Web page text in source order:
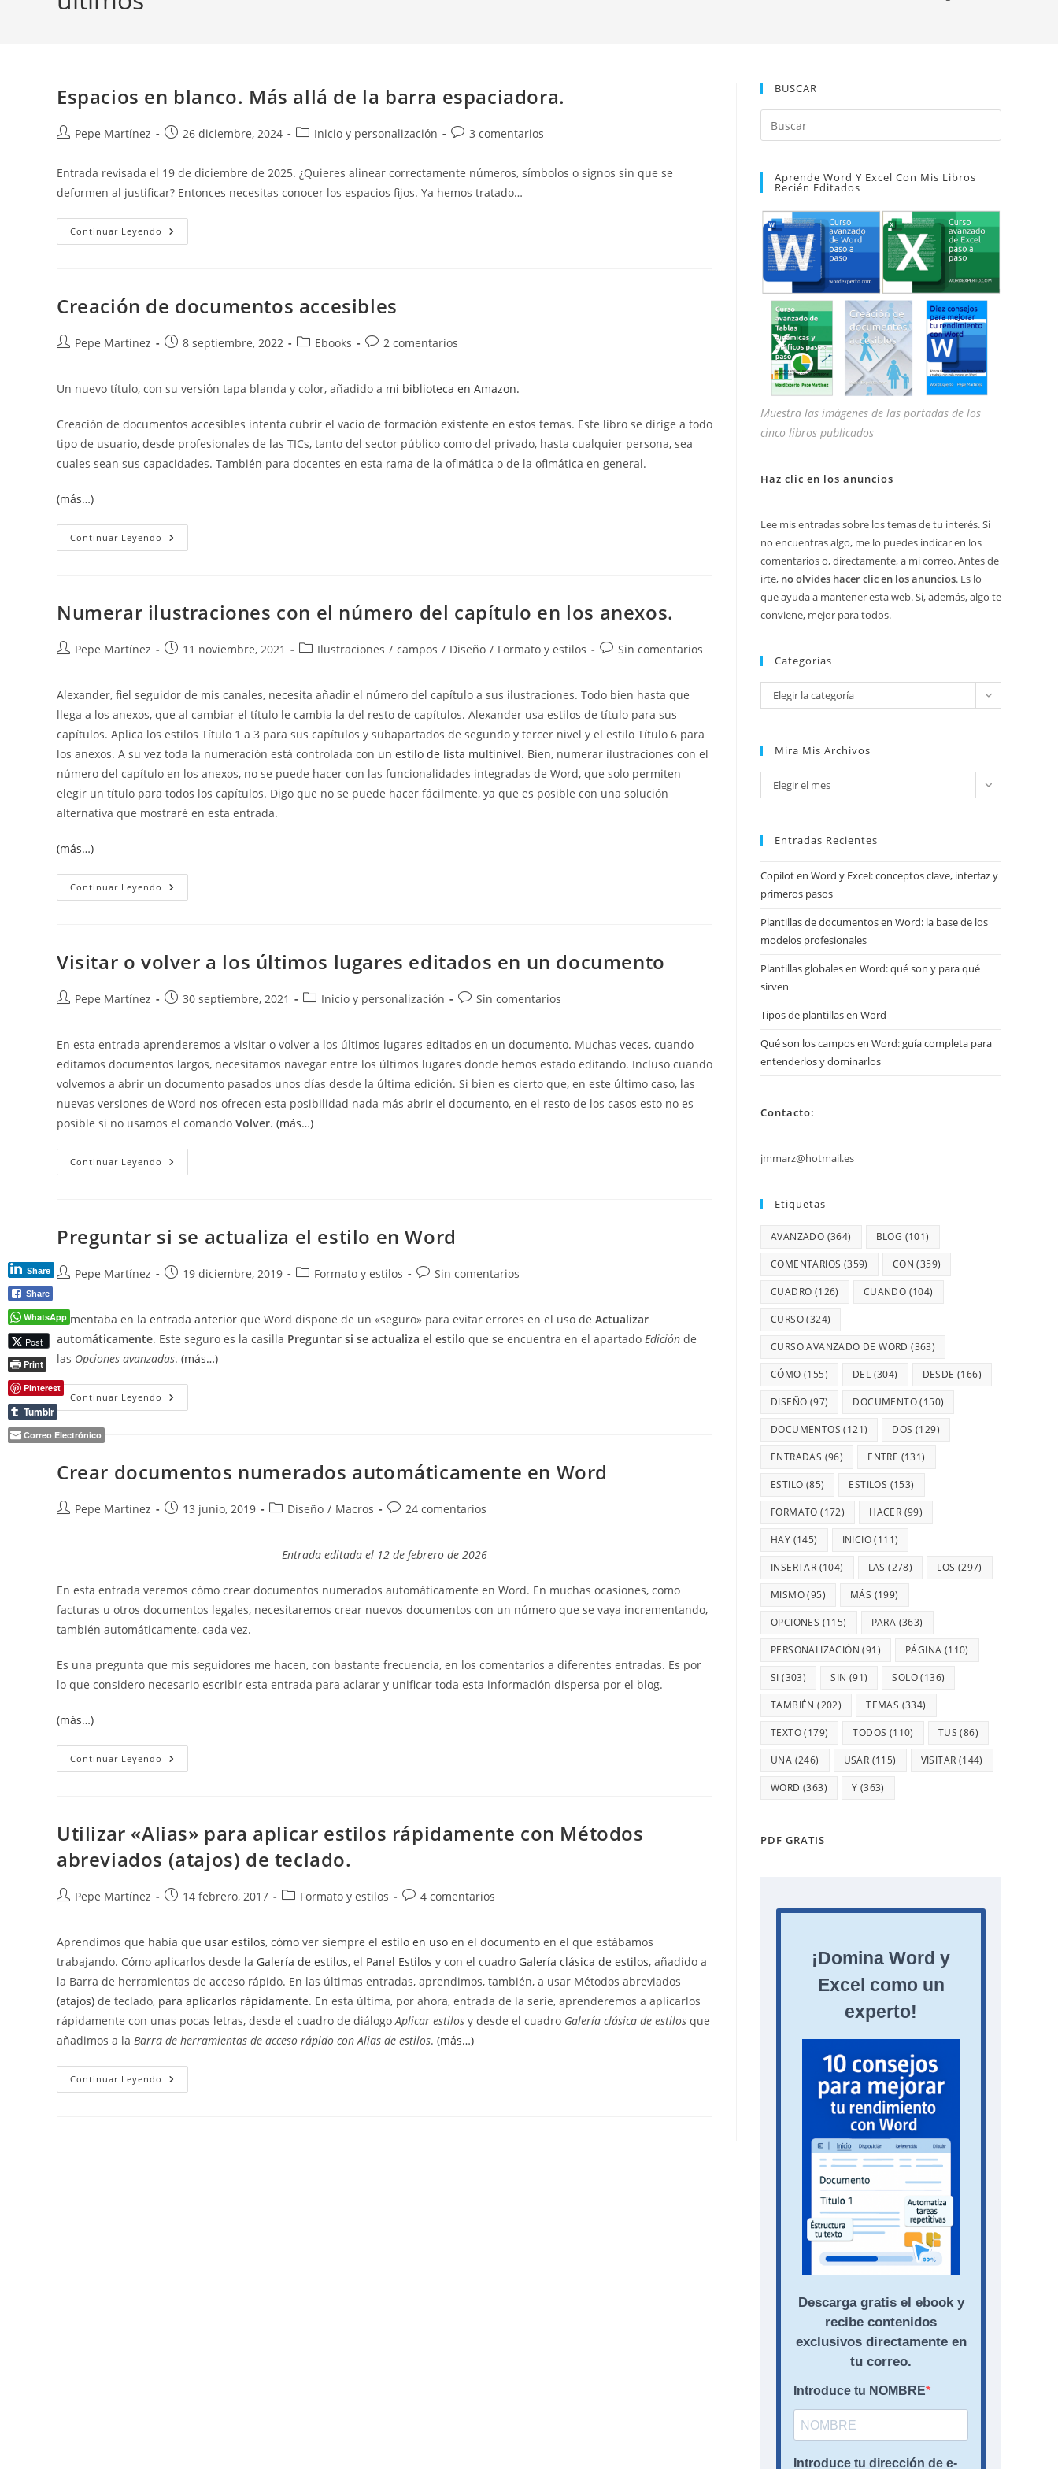
Espacios en blanco. Más allá de la barra espaciadora.
Autor
la
entrada:
Pepe Martínez
Publicación
la
entrada:
26 diciembre, 2024
Categoría
entrada:
Inicio y personalización
Comentarios
la
entrada:
3 comentarios
Entrada revisada el 19 de diciembre de 2025. ¿Quieres alinear correctamente números, símbolos o signos sin que se
deformen al justificar? Entonces necesitas conocer los espacios fijos. Ya hemos tratado…
Continuar Leyendo Espacios
En
Barra
Creación de documentos accesibles
Autor
entrada:
Pepe Martínez
Publicación
entrada:
8 septiembre, 2022
Categoría
entrada:
Ebooks
Comentarios
entrada:
2 comentarios
Un nuevo título, con su versión tapa blanda y color, añadido a mi biblioteca en Amazon.
Creación de documentos accesibles intenta cubrir el vacío de formación existente en estos temas. Este libro se dirige a todo
tipo de usuario, desde profesionales de las TICs, tanto del sector público como del privado, hasta cualquier persona, sea
cuales sean sus capacidades. También para docentes en esta rama de la ofimática o de la ofimática en general.
(más…)
Continuar Leyendo Creación
De
Numerar ilustraciones con el número del capítulo en los anexos.
Autor
entrada:
Pepe Martínez
Publicación
entrada:
11 noviembre, 2021
Categoría
entrada:
Ilustraciones / campos / Diseño / Formato y estilos
Comentarios
entrada:
Sin comentarios
Alexander, fiel seguidor de mis canales, necesita añadir el número del capítulo a sus ilustraciones. Todo bien hasta que
llega a los anexos, que al cambiar el título le cambia la del resto de capítulos. Alexander usa estilos de título para sus
capítulos. Aplica los estilos Título 1 a 3 para sus capítulos y subapartados de segundo y tercer nivel y el estilo Título 6 para
los anexos. A su vez toda la numeración está controlada con un estilo de lista multinivel. Bien, numerar ilustraciones con el
número del capítulo en los anexos, no se puede hacer con las funcionalidades integradas de Word, que solo permiten
elegir un título para todos los capítulos. Digo que no se puede hacer fácilmente, ya que es posible con una solución
alternativa que mostraré en esta entrada.
(más…)
Continuar Leyendo Numerar
Ilustraciones
Capítulo
En
Visitar o volver a los últimos lugares editados en un documento
Autor
entrada:
Pepe Martínez
Publicación
entrada:
30 septiembre, 2021
Categoría
entrada:
Inicio y personalización
Comentarios
entrada:
Sin comentarios
En esta entrada aprenderemos a visitar o volver a los últimos lugares editados en un documento. Muchas veces, cuando
editamos documentos largos, necesitamos navegar entre los últimos lugares donde hemos estado editando. Incluso cuando
volvemos a abrir un documento pasados unos días desde la última edición. Si bien es cierto que, en este último caso, las
nuevas versiones de Word nos ofrecen esta posibilidad nada más abrir el documento, en el resto de los casos esto no es
posible si no usamos el comando Volver. (más…)
Continuar Leyendo Visitar
O
Lugares
Editados
Documento
Preguntar si se actualiza el estilo en Word
Autor
la
entrada:
Pepe Martínez
Publicación
entrada:
19 diciembre, 2019
Categoría
entrada:
Formato y estilos
Comentarios
entrada:
Sin comentarios
Comentaba en la entrada anterior que Word dispone de un «seguro» para evitar errores en el uso de Actualizar
automáticamente. Este seguro es la casilla Preguntar si se actualiza el estilo que se encuentra en el apartado Edición de
las Opciones avanzadas. (más…)
Continuar Leyendo Preguntar
Si
Word
Crear documentos numerados automáticamente en Word
AutorPepe Martínez
Publicación
13 junio, 2019
Categoría
entrada:
Diseño / Macros
Comentarios
entrada:
24 comentarios
Entrada editada el 12 de febrero de 2026
En esta entrada veremos cómo crear documentos numerados automáticamente en Word. En muchas ocasiones, como
facturas u otros documentos legales, necesitaremos crear nuevos documentos con un número que se vaya incrementando,
también automáticamente, cada vez.
Es una pregunta que mis seguidores me hacen, con bastante frecuencia, en los comentarios a diferentes entradas. Es por
lo que considero necesario escribir esta entrada para aclarar y unificar toda esta información dispersa por el blog.
(más…)
Continuar Leyendo Crear
Documentos
Utilizar «Alias» para aplicar estilos rápidamente con Métodos
abreviados (atajos) de teclado.
Autor
entrada:
Pepe Martínez
Publicación
entrada:
14 febrero, 2017
Categoría
entrada:
Formato y estilos
Comentarios
entrada:
4 comentarios
Aprendimos que había que usar estilos, cómo ver siempre el estilo en uso en el documento en el que estábamos
trabajando. Cómo aplicarlos desde la Galería de estilos, el Panel Estilos y con el cuadro Galería clásica de estilos, añadido a
la Barra de herramientas de acceso rápido. En las últimas entradas, aprendimos, también, a usar Métodos abreviados
(atajos) de teclado, para aplicarlos rápidamente. En esta última, por ahora, entrada de la serie, aprenderemos a aplicarlos
rápidamente con unas pocas letras, desde el cuadro de diálogoAplicar estilos y desde el cuadro Galería clásica de estilos que
añadimos a la Barra de herramientas de acceso rápido con Alias de estilos. (más…)
Continuar Leyendo Utilizar
«Alias»
BUSCAR
Escape
Aprende Word Y Excel Con Mis Libros
Recién Editados
Muestra las imágenes de las portadas de los
cinco libros publicados
Haz clic en los anuncios
Lee mis entradas sobre los temas de tu interés. Si
no encuentras algo, me lo puedes indicar en los
comentarios o, directamente, a mi correo. Antes de
irte, no olvides hacer clic en los anuncios. Es lo
que ayuda a mantener esta web. Si, además, algo te
conviene, mejor para todos.
Categorías
Categorías
Elegir la categoría
Mira Mis Archivos
Mira
mis
Elegir el mes
Entradas Recientes
Copilot en Word y Excel: conceptos clave, interfaz y
primeros pasos
Plantillas de documentos en Word: la base de los
modelos profesionales
Plantillas globales en Word: qué son y para qué
sirven
Tipos de plantillas en Word
Qué son los campos en Word: guía completa para
entenderlos y dominarlos
Contacto:
jmmarz@hotmail.es
Etiquetas
AVANZADO (364) BLOG (101)
COMENTARIOS (359) CON (359)
CUADRO (126) CUANDO (104)
CURSO(324)
CURSO AVANZADO DE WORD (363)
CÓMO (155) DEL (304) DESDE (166)
DISEÑO (97) DOCUMENTO(150)
DOCUMENTOS (121) DOS (129)
ENTRADAS (96) ENTRE (131)
ESTILO (85) ESTILOS (153)
FORMATO (172) HACER (99)
HAY (145) INICIO(111)
INSERTAR (104) LAS (278) LOS (297)
MISMO(95) MÁS (199)
OPCIONES (115) PARA (363)
PERSONALIZACIÓN (91) PÁGINA (110)
SI (303) SIN (91) SOLO(136)
TAMBIÉN (202) TEMAS (334)
TEXTO(179) TODOS (110) TUS (86)
UNA (246) USAR (115) VISITAR (144)
WORD (363) Y (363)
PDF GRATIS
Share
Share
WhatsApp
Post
Print
Pinterest
Tumblr
Correo Electrónico